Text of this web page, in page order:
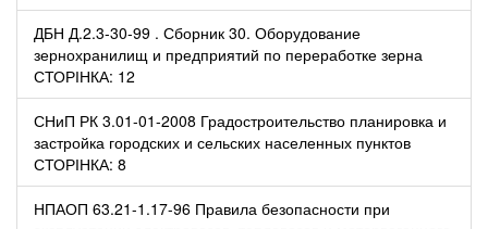
ДБН Д.2.3-30-99 . Сборник 30. Оборудование
зернохранилищ и предприятий по переработке зерна
СТОРІНКА: 12
СНиП РК 3.01-01-2008 Градостроительство планировка и
застройка городских и сельских населенных пунктов
СТОРІНКА: 8
НПАОП 63.21-1.17-96 Правила безопасности при